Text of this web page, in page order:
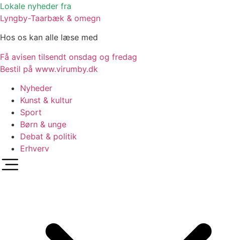
Lokale nyheder fra
Lyngby-Taarbæk & omegn
Hos os kan alle læse med
Få avisen tilsendt onsdag og fredag
Bestil på www.virumby.dk
Nyheder
Kunst & kultur
Sport
Børn & unge
Debat & politik
Erhverv